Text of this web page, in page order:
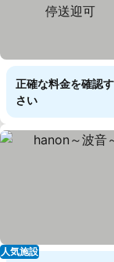
正確な料金を確認
さい
人気施設